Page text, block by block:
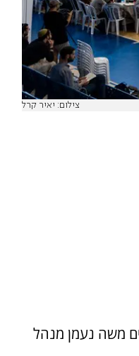
צילום: יאיר קרל
משה נעמן מנהל